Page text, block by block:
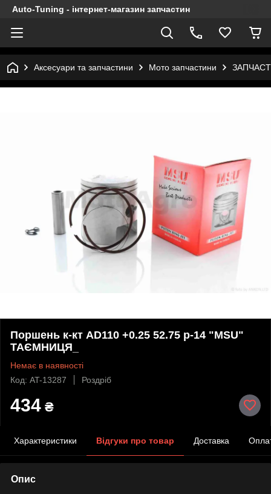
Auto-Tuning - інтернет-магазин запчастин
Аксесуари та запчастини Мото запчастини
Поршень к-кт AD110 +0.25 52.75 p-14 "MSU"
ТАЄМНИЦЯ_
Немає в наявності
Код: AT-13287
Роздріб
434 ₴
Характеристики Відгуки про товар Доставка
Опис